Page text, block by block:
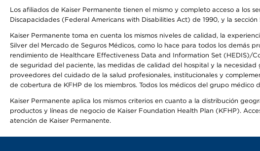
Los afiliados de Kaiser Permanente tienen el mismo y completo acceso a los
Discapacidades (Federal Americans with Disabilities Act) de 1990, y la
Kaiser Permanente toma en cuenta los mismos niveles de calidad, la
Silver del Mercado de Seguros Médicos, como lo hace para todos los demás
rendimiento de Healthcare Effectiveness Data and Information Set (HEDIS)/
de seguridad del paciente, las medidas de calidad del hospital y la necesidad
proveedores del cuidado de la salud profesionales, institucionales y
de cobertura de KFHP de los miembros. Todos los médicos del grupo
Kaiser Permanente aplica los mismos criterios en cuanto a la distribución
productos y líneas de negocio de Kaiser Foundation Health Plan (KFHP).
atención de Kaiser Permanente.